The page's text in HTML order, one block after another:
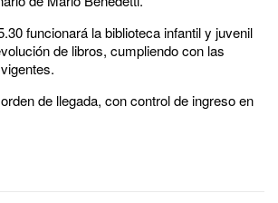
funcionará la biblioteca infantil y juvenil
de libros, cumpliendo con las
de llegada, con control de ingreso en